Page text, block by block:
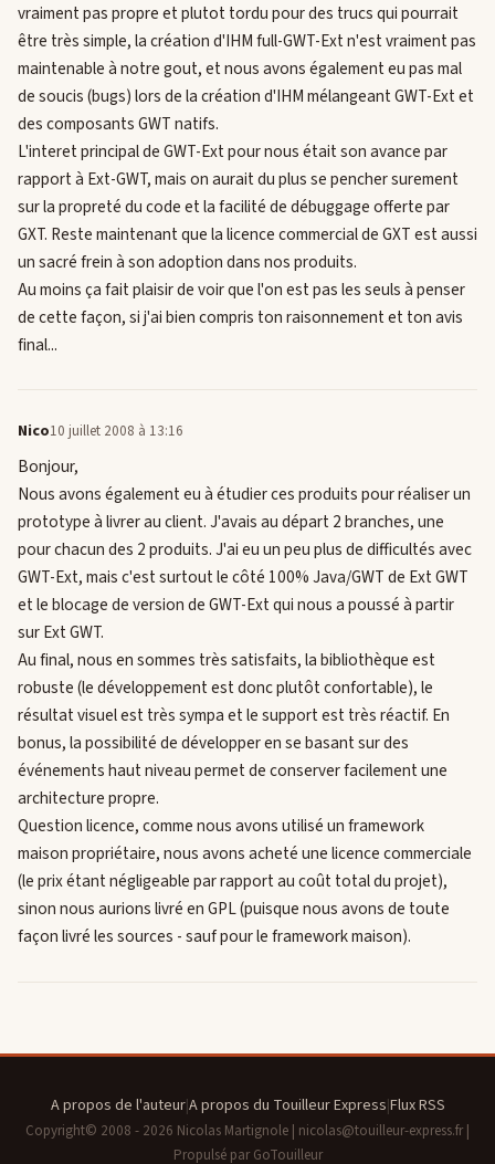
vraiment pas propre et plutot tordu pour des trucs qui pourrait
être très simple, la création d'IHM full-GWT-Ext n'est vraiment pas
maintenable à notre gout, et nous avons également eu pas mal
de soucis (bugs) lors de la création d'IHM mélangeant GWT-Ext et
des composants GWT natifs.
L'interet principal de GWT-Ext pour nous était son avance par
rapport à Ext-GWT, mais on aurait du plus se pencher surement
sur la propreté du code et la facilité de débuggage offerte par
GXT. Reste maintenant que la licence commercial de GXT est aussi
un sacré frein à son adoption dans nos produits.
Au moins ça fait plaisir de voir que l'on est pas les seuls à penser
de cette façon, si j'ai bien compris ton raisonnement et ton avis
final...
Nico10 juillet 2008 à 13:16
Bonjour,
Nous avons également eu à étudier ces produits pour réaliser un
prototype à livrer au client. J'avais au départ 2 branches, une
pour chacun des 2 produits. J'ai eu un peu plus de difficultés avec
GWT-Ext, mais c'est surtout le côté 100% Java/GWT de Ext GWT
et le blocage de version de GWT-Ext qui nous a poussé à partir
sur Ext GWT.
Au final, nous en sommes très satisfaits, la bibliothèque est
robuste (le développement est donc plutôt confortable), le
résultat visuel est très sympa et le support est très réactif. En
bonus, la possibilité de développer en se basant sur des
événements haut niveau permet de conserver facilement une
architecture propre.
Question licence, comme nous avons utilisé un framework
maison propriétaire, nous avons acheté une licence commerciale
(le prix étant négligeable par rapport au coût total du projet),
sinon nous aurions livré en GPL (puisque nous avons de toute
façon livré les sources - sauf pour le framework maison).
A propos de l'auteur|A propos du Touilleur Express|Flux RSS
Copyright© 2008 - 2026 Nicolas Martignole | nicolas@touilleur-express.fr |
Propulsé par GoTouilleur